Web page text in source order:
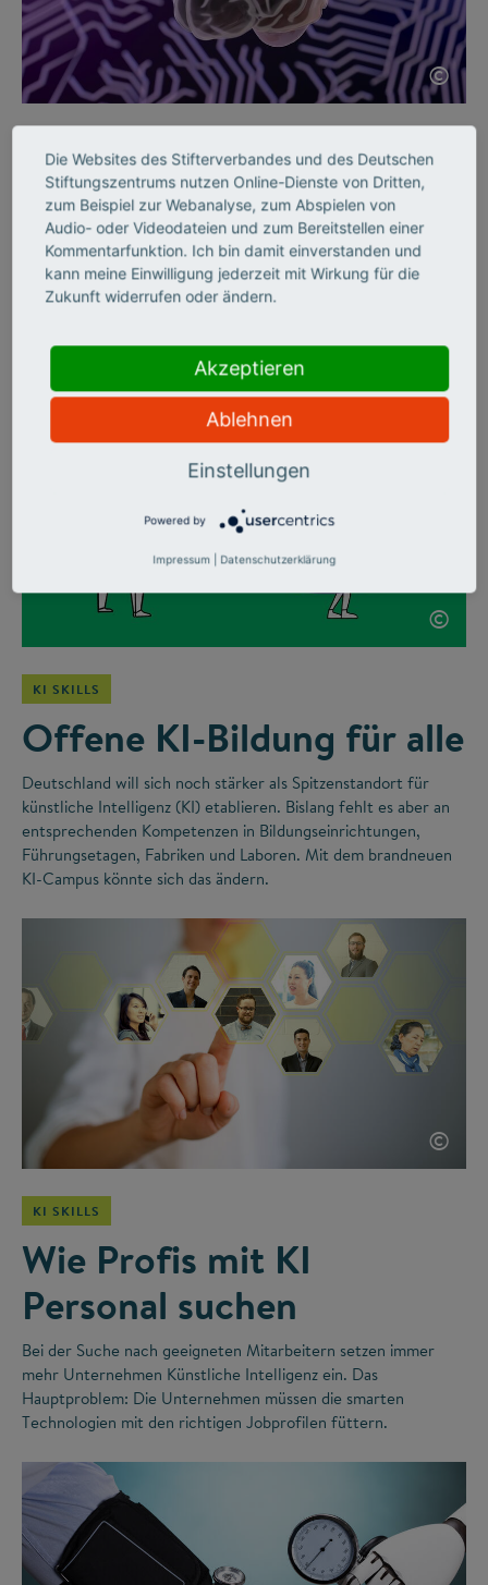
©
Wie KI die Neurologie
verändern wird
Seit 50 Jahren fördert die „Schilling-Stiftung“ herausragende
medizinische Forschung. Zum Jubiläum setzt sie nun auf
der Schlaganfallforscher Ulrich Dirnagl im Interview.
©
KI SKILLS
Offene KI-Bildung für alle
Deutschland will sich noch stärker als Spitzenstandort für
künstliche Intelligenz (KI) etablieren. Bislang fehlt es aber an
entsprechenden Kompetenzen in Bildungseinrichtungen,
Führungsetagen, Fabriken und Laboren. Mit dem brandneuen
KI-Campus könnte sich das ändern.
©
KI SKILLS
Wie Profis mit KI
Personal suchen
Bei der Suche nach geeigneten Mitarbeitern setzen immer
mehr Unternehmen Künstliche Intelligenz ein. Das
Hauptproblem: Die Unternehmen müssen die smarten
Technologien mit den richtigen Jobprofilen füttern.
Die Websites des Stifterverbandes und des Deutschen
Stiftungszentrums nutzen Online-Dienste von Dritten,
zum Beispiel zur Webanalyse, zum Abspielen von
Audio- oder Videodateien und zum Bereitstellen einer
Kommentarfunktion. Ich bin damit einverstanden und
kann meine Einwilligung jederzeit mit Wirkung für die
Zukunft widerrufen oder ändern.
Akzeptieren
Ablehnen
Einstellungen
Powered by
Impressum Datenschutzerklärung